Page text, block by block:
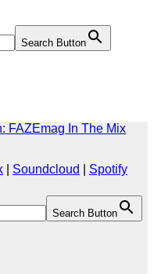
Search Button
Search Button
FAZEmag In The Mix
Soundcloud
Spotify